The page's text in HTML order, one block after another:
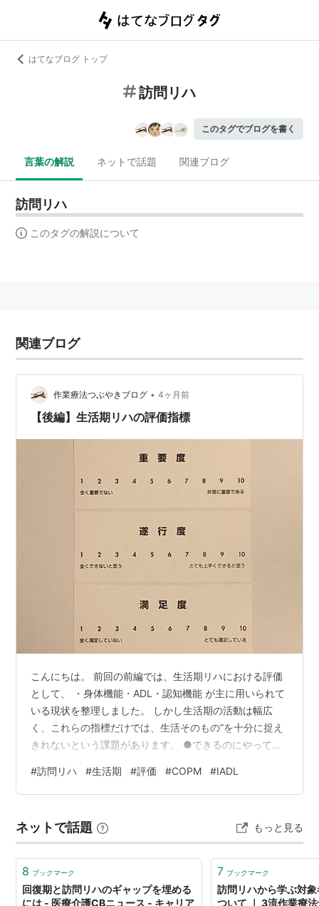
はてなブログ トップ
訪問リハ
このタグでブログを書く
言葉の解説 ネットで話題 関連ブログ
訪問リハ
このタグの解説について
関連ブログ
作業療法つぶやきブログ • 4ヶ月前
【後編】生活期リハの評価指標
こんにちは。 前回の前編では、生活期リハにおける評価
として、 ・身体機能・ADL・認知機能 が主に用いられて
いる現状を整理しました。 しかし生活期の活動は幅広
く、これらの指標だけでは、生活そのもの”を十分に捉え
きれないという課題があります。 ●できるのにやってい
しない・家事は可能だが何もしていない・ADLは自立し
ているが活動性が低い といったことがあります。 それら
ありました。 ですが、できるのにできないという状況を
評価する評価はあまり用いられていません。 参加やQOL
#訪問リハ #生活期 #評価 #COPM #IADL
ネットで話題 もっと見る
8 ブックマーク
回復期と訪問リハのギャップを埋める
には - 医療介護CBニュース - キャリア
7 ブックマーク
訪問リハから学ぶ対
ついて ｜ 3流作業療